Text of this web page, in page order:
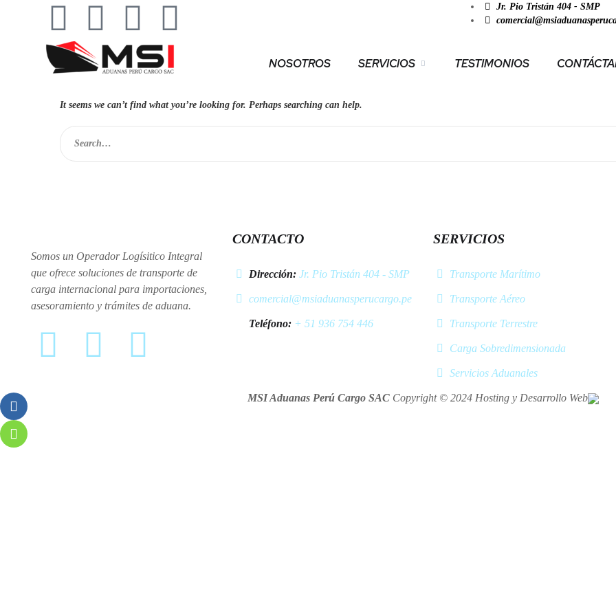
Jr. Pio Tristán 404 - SMP
NOSOTROS SERVICIOS TESTIMONIOS
NOTHING FOUND
It seems we can’t find what you’re looking for. Perhaps searching can help.
Somos un Operador Logísitico Integral
que ofrece soluciones de transporte de
carga internacional para importaciones,
asesoramiento y trámites de aduana.
CONTACTO
Dirección:Jr. Pio Tristán 404 - SMP
comercial@msiaduanasperucargo.pe
Teléfono:+ 51 936 754 446
SERVICIOS
Transporte Marítimo
Transporte Aéreo
Transporte Terrestre
Carga Sobredimensionada
Servicios Aduanales
MSI Aduanas Perú Cargo SACCopyright © 2024 Hosting y Desarrollo Web